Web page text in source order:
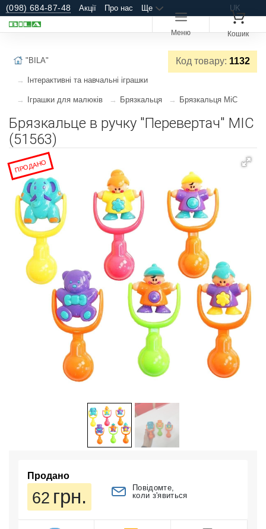
(098) 684-87-48 Акції Про нас Ще UK
Меню Кошик
Код товару: 1132
"BILA"
Інтерактивні та навчальні іграшки
Іграшки для малюків Брязкальця Брязкальця MiC
Брязкальце в ручку "Перевертач" MIC
(51563)
ПРОДАНО
Продано
62 грн.
Повідомте,
коли з'явиться